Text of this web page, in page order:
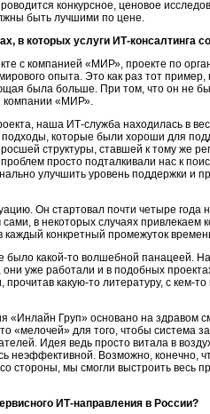
конкурсное, ценовое
быть лучшими по цене.
в которых услуги ИТ-консалтинга
с компанией «МИР», проекте по
опыта. Это как раз тот пример,
была больше. При том, что он не
компании «МИР».
наша ИТ-служба находилась в
которые были хороши для
структуры, ставшей к тому же
просто подталкивали нас к
улучшить уровень поддержки и
Он стартовал почти четыре
в некоторых случаях
каждый конкретный промежуток
было какой-то волшебной панацеей.
уже работали и в подобных
прочитав какую-то литературу, с кем-то
«Инлайн Груп» основано на здравом
«мелочей» для того, чтобы система
Идея ведь просто витала в
неэффективной. Возможно, конечно,
мы смогли выстроить весь
ИТ-направления в России?